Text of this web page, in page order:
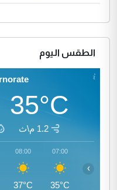
الطقس اليوم
35°C
1.2 م\ث
07:00
35°C
08:00
37°C
›